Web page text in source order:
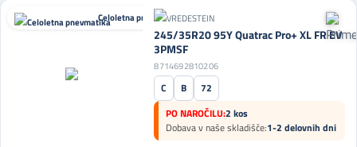
Celoletna pnevmatika
245/35R20 95Y Quatrac Pro+ XL FR EV
3PMSF
8714692810206
C B
72
PO NAROČILU:2 kos
Dobava v naše skladišče:1-2 delovnih dni